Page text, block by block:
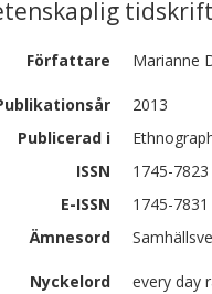
tidskrift
Författare Marianne
2013
Publicerad i
ISSN
1745-7823
E-ISSN
1745-7831
Ämnesord
Nyckelord
every day